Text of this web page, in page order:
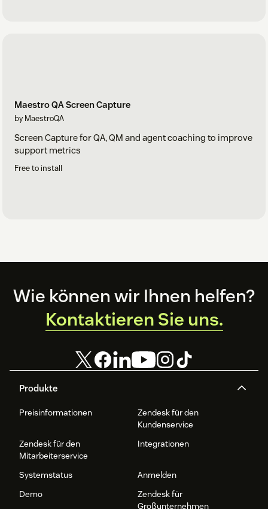
Maestro QA Screen Capture
by MaestroQA
Screen Capture for QA, QM and agent coaching to improve
support metrics
Free to install
Footer
Produkte
Preisinformationen
Zendesk für den
Kundenservice
Zendesk für den
Mitarbeiterservice
Integrationen
Systemstatus
Anmelden
Demo
Zendesk für
Großunternehmen
Wie können wir Ihnen helfen?
Kontaktieren Sie uns.